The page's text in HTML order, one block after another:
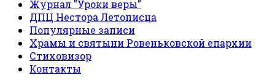
Журнал "Уроки веры"
ДПЦ Нестора Летописца
Популярные записи
Храмы и святыни Ровеньковской епархии
Стиховизор
Контакты